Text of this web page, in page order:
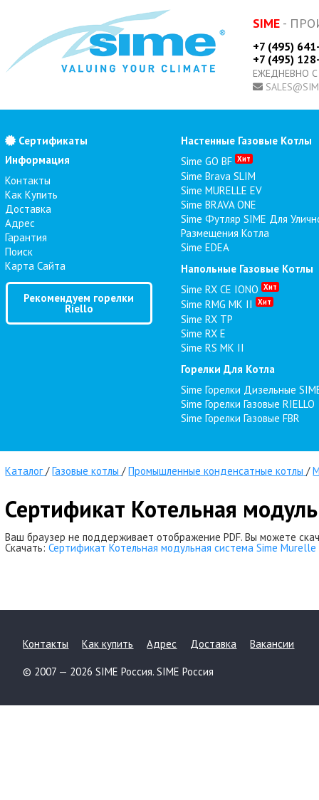
SIME -
+7 (495)
+7 (495)
ЕЖЕДНЕВНО
Сертификаты
Информация
Контакты
Как Купить
Доставка
Адрес
Гарантия
Поиск
Карта Сайта
Рекомендуем горелки
Riello
Настенные Газовые Котлы
Sime GO BF Хит
Sime Brava SLIM
Sime MURELLE EV
Sime BRAVA ONE
Sime Футляр SIME Для
Размещения Котла
Sime EDEA
Напольные Газовые Котлы
Sime RX CE IONO Хит
Sime RMG MK II Хит
Sime RX TP
Sime RX E
Sime RS MK II
Горелки Для Котла
Sime Горелки Дизельные
Sime Горелки Газовые RIELLO
Sime Горелки Газовые FBR
Каталог /Газовые котлы /Промышленные конденсатные котлы /
Сертификат Котельная
Ваш браузер не поддерживает отображение PDF. Вы можете
Скачать:Сертификат Котельная модульная система Sime Murelle
Контакты Как купить Адрес Доставка Вакансии
© 2007 — 2026 SIME Россия. SIME Россия